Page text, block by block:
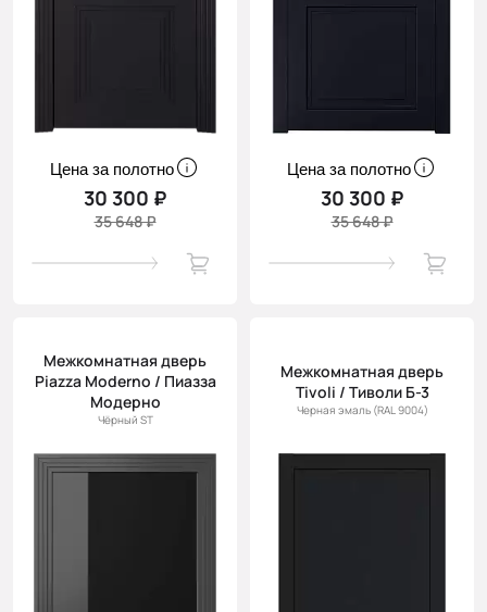
Цена за полотно
30 300 ₽
35 648 ₽
Цена за полотно
30 300 ₽
35 648 ₽
Межкомнатная дверь
Piazza Moderno / Пиазза
Модерно
Чёрный ST
Межкомнатная дверь
Tivoli / Тиволи Б-3
Черная эмаль (RAL 9004)